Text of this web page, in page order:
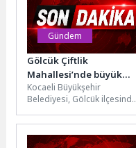
Gündem
Gölcük Çiftlik
Mahallesi’nde büyük
dönüşüm
Kocaeli Büyükşehir
Belediyesi, Gölcük ilçesinde
çalışmalarında önemli bir
aşamayı geride bıraktı.